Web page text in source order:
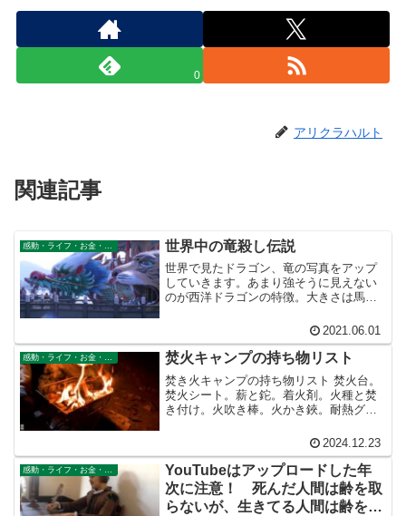
0
アリクラハルト
関連記事
世界中の竜殺し伝説
世界で見たドラゴン、竜の写真をアップ
していきます。あまり強そうに見えない
のが西洋ドラゴンの特徴。大きさは馬ナ
2021.06.01
感動・ライフ・お金・仕事 焚火キャンプの持ち物リスト
焚き火キャンプの持ち物リスト 焚火台。
焚火シート。薪と鉈。着火剤。火種と焚
き付け。火吹き棒。火かき鋏。耐熱グロ
とポール。テントマット。 ツエルトに、
荷物をしまう作戦 快眠３セット（目隠
し、耳栓、マスク）...
2024.12.23
感動・ライフ・お金・仕事
YouTubeはアップロードした年
次に注意！ 死んだ人間は齢を取
らないが、生きてる人間は齢をと